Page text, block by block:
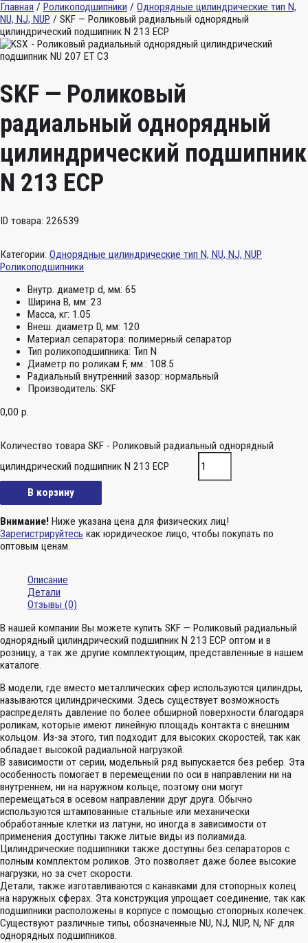
Главная / Роликоподшипники / Однорядные цилиндрические тип N,
NU, NJ, NUP / SKF — Роликовый радиальный однорядный
цилиндрический подшипник N 213 ECP
SKF — Роликовый
радиальный однорядный
цилиндрический подшипник
N 213 ECP
ID товара: 226539
Категории: Однорядные цилиндрические тип N, NU, NJ, NUP
Роликоподшипники
Внутр. диаметр d, мм: 65
Ширина B, мм: 23
Масса, кг: 1.05
Внеш. диаметр D, мм: 120
Материал сепаратора: полимерный сепаратор
Тип роликоподшипника: Тип N
Диаметр по роликам F, мм.: 108.5
Радиальный внутренний зазор: нормальный
Производитель: SKF
0,00 р.
Количество товара SKF - Роликовый радиальный однорядный
цилиндрический подшипник N 213 ECP
В корзину
Внимание! Ниже указана цена для физических лиц!
Зарегистрируйтесь как юридическое лицо, чтобы покупать по
оптовым ценам.
Описание
Детали
Отзывы (0)
В нашей компании Вы можете купить SKF — Роликовый радиальный
однорядный цилиндрический подшипник N 213 ECP оптом и в
розницу, а так же другие комплектующим, представленные в нашем
каталоге.
В модели, где вместо металлических сфер используются цилиндры,
называются цилиндрическими. Здесь существует возможность
распределять давление по более обширной поверхности благодаря
роликам, которые имеют линейную площадь контакта с внешним
кольцом. Из-за этого, тип подходит для высоких скоростей, так как
обладает высокой радиальной нагрузкой.
В зависимости от серии, модельный ряд выпускается без ребер. Эта
особенность помогает в перемещении по оси в направлении ни на
внутреннем, ни на наружном кольце, поэтому они могут
перемещаться в осевом направлении друг друга. Обычно
используются штампованные стальные или механически
обработанные клетки из латуни, но иногда в зависимости от
применения доступны также литые виды из полиамида.
Цилиндрические подшипники также доступны без сепараторов с
полным комплектом роликов. Это позволяет даже более высокие
нагрузки, но за счет скорости.
Детали, также изготавливаются с канавками для стопорных колец
на наружных сферах. Эта конструкция упрощает соединение, так как
подшипники расположены в корпусе с помощью стопорных колечек.
Существуют различные типы, обозначенные NU, NJ, NUP, N, NF для
однорядных подшипников.